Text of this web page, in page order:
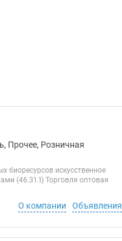
Прочее, Розничная
биоресурсов искусственное
(46.31.1) Торговля оптовая
О компании Объявления